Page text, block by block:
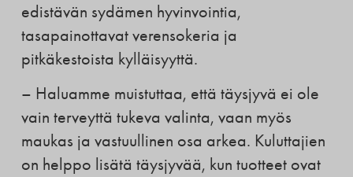
edistävän sydämen hyvinvointia,
tasapainottavat verensokeria ja
pitkäkestoista kylläisyyttä.
– Haluamme muistuttaa, että täysjyvä ei ole
vain terveyttä tukeva valinta, vaan myös
maukas ja vastuullinen osa arkea. Kuluttajien
on helppo lisätä täysjyvää, kun tuotteet ovat